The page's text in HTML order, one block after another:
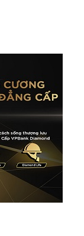
kỷ nguyên